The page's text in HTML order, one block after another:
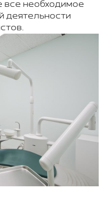
все необходимое
деятельности